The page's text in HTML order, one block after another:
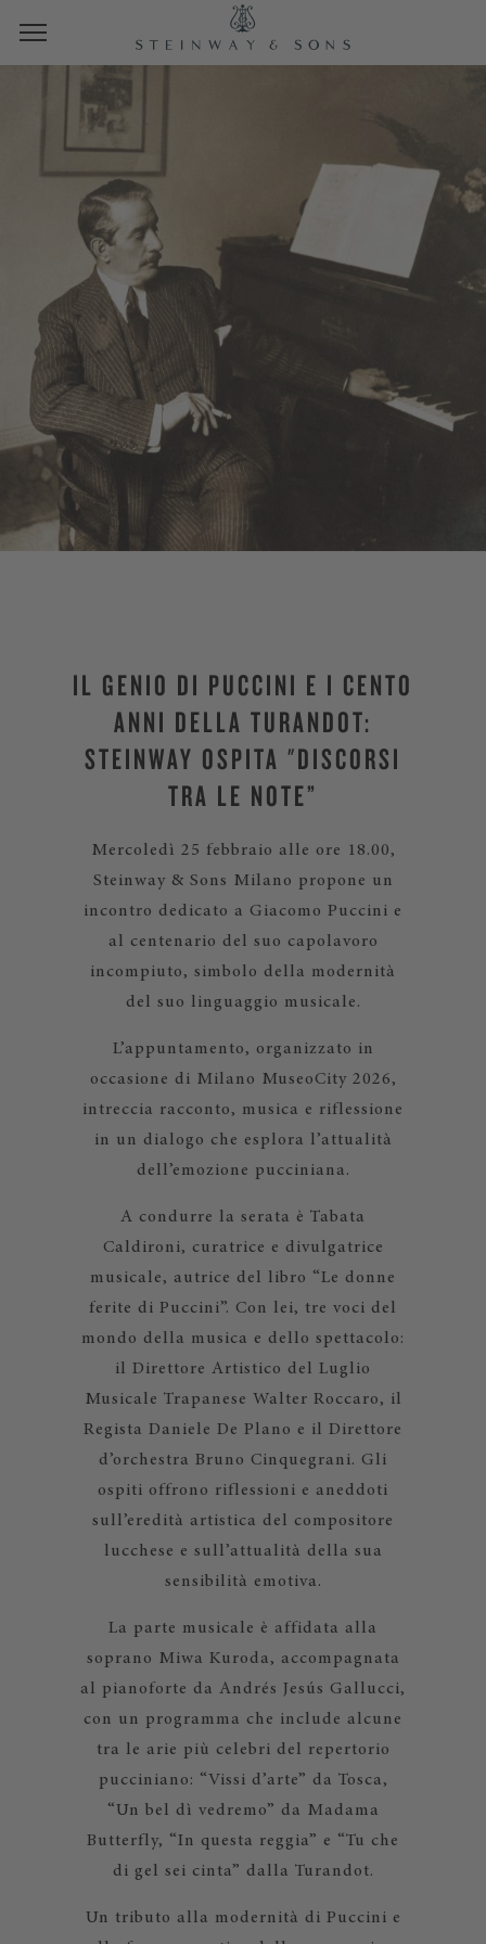
IL GENIO DI PUCCINI E I CENTO
ANNI DELLA TURANDOT:
STEINWAY OSPITA "DISCORSI
TRA LE NOTE”
Mercoledì 25 febbraio alle ore 18.00,
Steinway & Sons Milano propone un
incontro dedicato a Giacomo Puccini e
al centenario del suo capolavoro
incompiuto, simbolo della modernità
del suo linguaggio musicale.
L’appuntamento, organizzato in
occasione di Milano MuseoCity 2026,
intreccia racconto, musica e riflessione
in un dialogo che esplora l’attualità
dell’emozione pucciniana.
A condurre la serata è Tabata
Caldironi, curatrice e divulgatrice
musicale, autrice del libro “Le donne
ferite di Puccini”. Con lei, tre voci del
mondo della musica e dello spettacolo:
il Direttore Artistico del Luglio
Musicale Trapanese Walter Roccaro, il
Regista Daniele De Plano e il Direttore
d’orchestra Bruno Cinquegrani. Gli
ospiti offrono riflessioni e aneddoti
sull’eredità artistica del compositore
lucchese e sull’attualità della sua
sensibilità emotiva.
La parte musicale è affidata alla
soprano Miwa Kuroda, accompagnata
al pianoforte da Andrés Jesús Gallucci,
con un programma che include alcune
tra le arie più celebri del repertorio
pucciniano: “Vissi d’arte” da Tosca,
“Un bel dì vedremo” da Madama
Butterfly, “In questa reggia” e “Tu che
di gel sei cinta” dalla Turandot.
Un tributo alla modernità di Puccini e